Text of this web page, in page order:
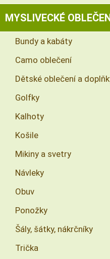
MYSLIVECKÉ
Bundy a kabáty
Camo oblečení
Dětské oblečení a
Golfky
Kalhoty
Košile
Mikiny a svetry
Návleky
Obuv
Ponožky
Šály, šátky, nákrčníky
Trička